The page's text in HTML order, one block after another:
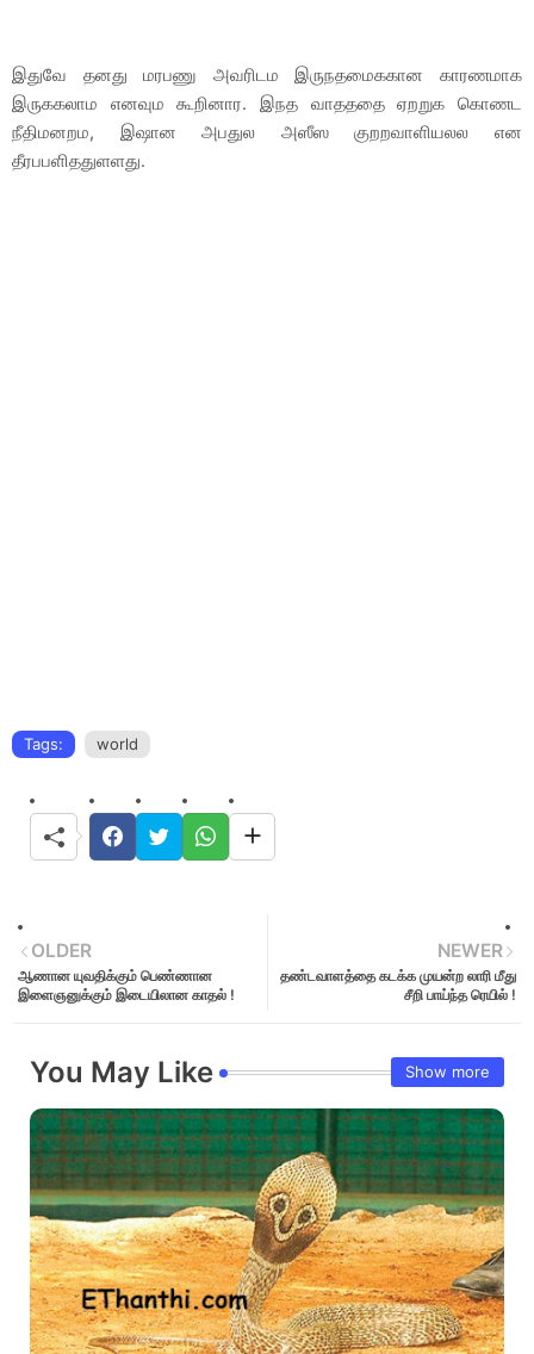
இதுவே தனது மரபணு அவரிடம இருநதமைககான காரணமாக
இருககலாம எனவும கூறினார. இநத வாதததை ஏறறுக கொணட
நீதிமனறம, இஷான அபதுல அஸீஸ குறறவாளியலல என
தீரபபளிததுளளது.
Tags: world
NEWER
தண்டவாளத்தை கடக்க முயன்ற லாரி மீது
சீறி பாய்ந்த ரெயில் !
OLDER
ஆணான யுவதிக்கும் பெண்ணான
இளைஞனுக்கும் இடையிலான காதல் !
You May Like Show more